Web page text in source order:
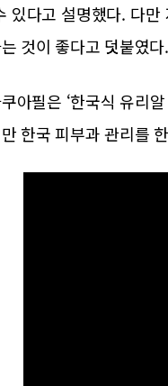
있다고 설명했다. 다
것이 좋다고 덧붙였다.
아필은 ‘한국식 유리
한국 피부과 관리를